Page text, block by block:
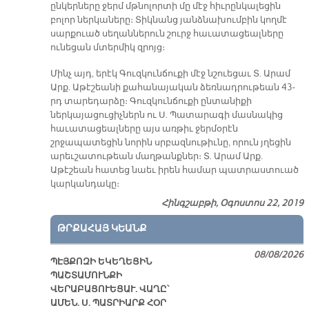
ընկերները ջերմ մթնոլորտի մը մէջ հիւրընկալեցին
բոլոր ներկաները։ Տիկնանց յանձնախումբին կողմէ
սարքուած սեղաններուն շուրջ հաւատացեալները
ունեցան մտերմիկ զրոյց։
Մինչ այդ, երէկ Գուզկունճուքի մէջ նշուեցաւ Տ. Արամ
Արք. Աթէշեանի քահանայական ձեռնադրութեան 43-
րդ տարեդարձը։ Գուզկունճուքի ընտանիքի
ներկայացուցիչներն ու Ս. Պատարագի մասնակից
հաւատացեալները այս առթիւ ջերմօրէն
շրջապատեցին նորին սրբազնութիւնը, որուն յղեցին
արեւշատութեան մաղթանքներ։ Տ. Արամ Արք.
Աթէշեան հատեց նաեւ իրեն համար պատրաստուած
կարկանդակը։
Հինգշաբթի, Օգոստոս 22, 2019
ԹՐՔԱՀԱՅ ԿԵԱՆՔ
ՊԷՅՔՈԶԻ ԵԿԵՂԵՑԻՆ
ՊԱՇՏԱՄՈՒՆՔԻ
ՎԵՐԱԲԱՑՈՒԵՑԱՒ. ՎԱՂԸ՝
ԱՄԵՆ. Ս. ՊԱՏՐԻԱՐՔ ՀՕՐ
08/08/2026